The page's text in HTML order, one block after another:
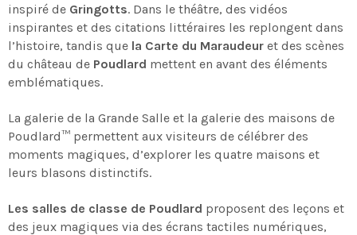
inspiré de Gringotts. Dans le théâtre, des vidéos
inspirantes et des citations littéraires les replongent dans
l’histoire, tandis que la Carte du Maraudeur et des scènes
du château de Poudlard mettent en avant des éléments
emblématiques.
La galerie de la Grande Salle et la galerie des maisons de
Poudlard™ permettent aux visiteurs de célébrer des
moments magiques, d’explorer les quatre maisons et
leurs blasons distinctifs.
Les salles de classe de Poudlard proposent des leçons et
des jeux magiques via des écrans tactiles numériques,